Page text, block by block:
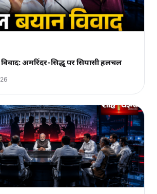
विवाद: अमरिंदर-सिद्धू पर सियासी हलचल